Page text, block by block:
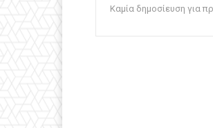
Καμία δημοσίευση για